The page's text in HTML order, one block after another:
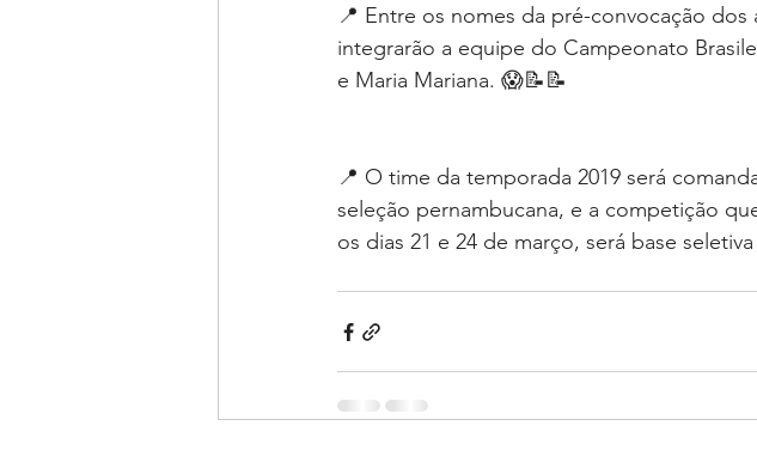
📍 Entre os nomes da pré-convocação
integrarão a equipe do Campeonato
e Maria Mariana. 😱📝📝
📍 O time da temporada 2019 será
seleção pernambucana, e a competição
os dias 21 e 24 de março, será base